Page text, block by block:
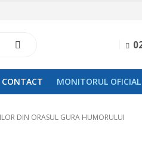
CONTACT MONITORUL
DIN ORASUL GURA HUMORULUI